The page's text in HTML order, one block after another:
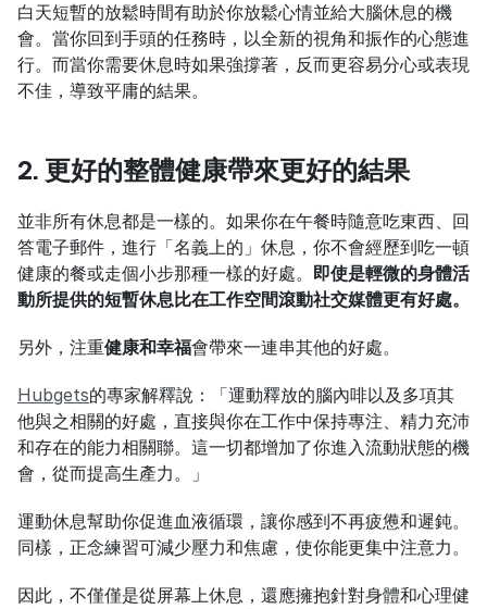
白天短暫的放鬆時間有助於你放鬆心情並給大腦休息的機
會。當你回到手頭的任務時，以全新的視角和振作的心態進
行。而當你需要休息時如果強撐著，反而更容易分心或表現
不佳，導致平庸的結果。
2. 更好的整體健康帶來更好的結果
並非所有休息都是一樣的。如果你在午餐時隨意吃東西、回
答電子郵件，進行「名義上的」休息，你不會經歷到吃一頓
健康的餐或走個小步那種一樣的好處。 即使是輕微的身體活
動所提供的短暫休息比在工作空間滾動社交媒體更有好處。
另外，注重健康和幸福會帶來一連串其他的好處。
Hubgets的專家解釋說：「運動釋放的腦內啡以及多項其
他與之相關的好處，直接與你在工作中保持專注、精力充沛
和存在的能力相關聯。這一切都增加了你進入流動狀態的機
會，從而提高生產力。」
運動休息幫助你促進血液循環，讓你感到不再疲憊和遲鈍。
同樣，正念練習可減少壓力和焦慮，使你能更集中注意力。
因此，不僅僅是從屏幕上休息，還應擁抱針對身體和心理健